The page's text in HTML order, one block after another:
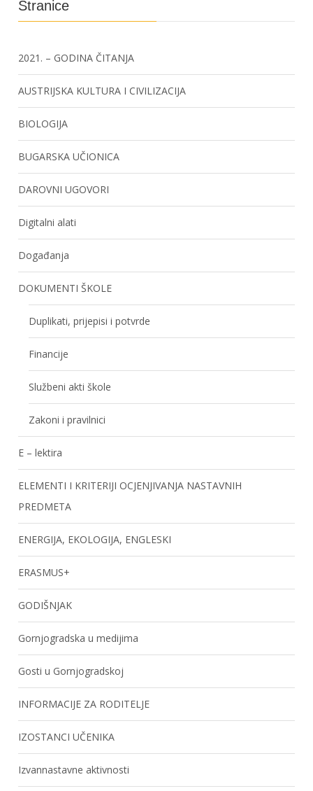
Stranice
2021. – GODINA ČITANJA
AUSTRIJSKA KULTURA I CIVILIZACIJA
BIOLOGIJA
BUGARSKA UČIONICA
DAROVNI UGOVORI
Digitalni alati
Događanja
DOKUMENTI ŠKOLE
Duplikati, prijepisi i potvrde
Financije
Službeni akti škole
Zakoni i pravilnici
E – lektira
ELEMENTI I KRITERIJI OCJENJIVANJA NASTAVNIH
PREDMETA
ENERGIJA, EKOLOGIJA, ENGLESKI
ERASMUS+
GODIŠNJAK
Gornjogradska u medijima
Gosti u Gornjogradskoj
INFORMACIJE ZA RODITELJE
IZOSTANCI UČENIKA
Izvannastavne aktivnosti